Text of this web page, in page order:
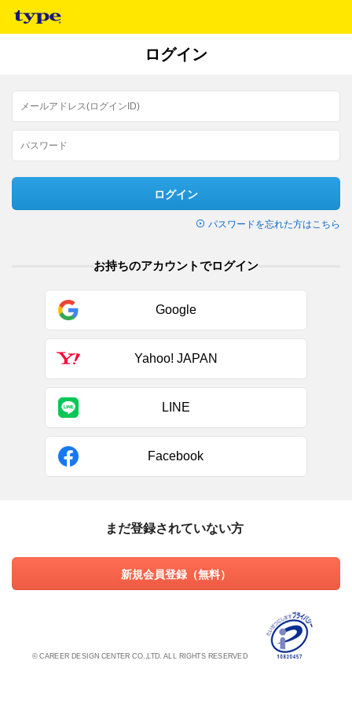
ログイン
ログイン
パスワードを忘れた方はこちら
お持ちのアカウントでログイン
Google
Yahoo! JAPAN
LINE
Facebook
まだ登録されていない方
新規会員登録（無料）
© CAREER DESIGN CENTER CO.,LTD. ALL RIGHTS RESERVED